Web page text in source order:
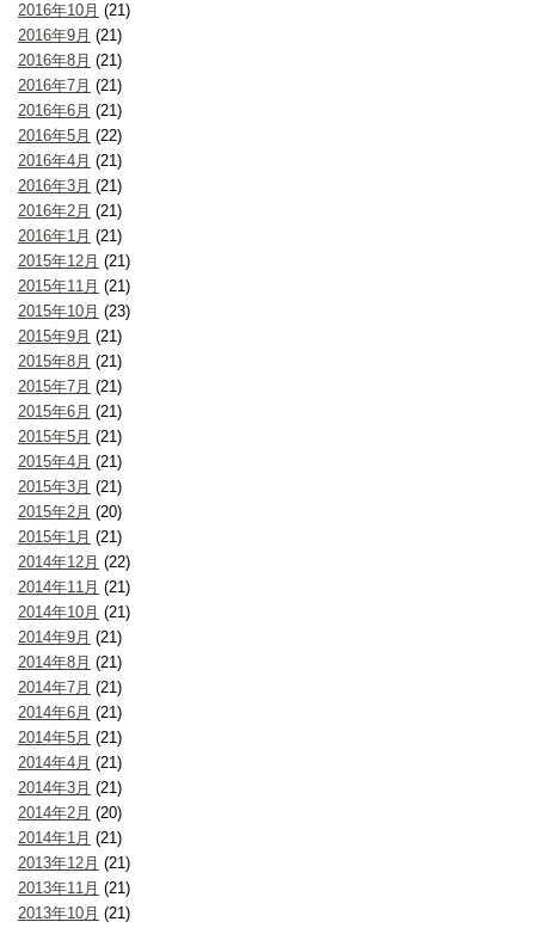
2016年10月 (21)
2016年9月 (21)
2016年8月 (21)
2016年7月 (21)
2016年6月 (21)
2016年5月 (22)
2016年4月 (21)
2016年3月 (21)
2016年2月 (21)
2016年1月 (21)
2015年12月 (21)
2015年11月 (21)
2015年10月 (23)
2015年9月 (21)
2015年8月 (21)
2015年7月 (21)
2015年6月 (21)
2015年5月 (21)
2015年4月 (21)
2015年3月 (21)
2015年2月 (20)
2015年1月 (21)
2014年12月 (22)
2014年11月 (21)
2014年10月 (21)
2014年9月 (21)
2014年8月 (21)
2014年7月 (21)
2014年6月 (21)
2014年5月 (21)
2014年4月 (21)
2014年3月 (21)
2014年2月 (20)
2014年1月 (21)
2013年12月 (21)
2013年11月 (21)
2013年10月 (21)